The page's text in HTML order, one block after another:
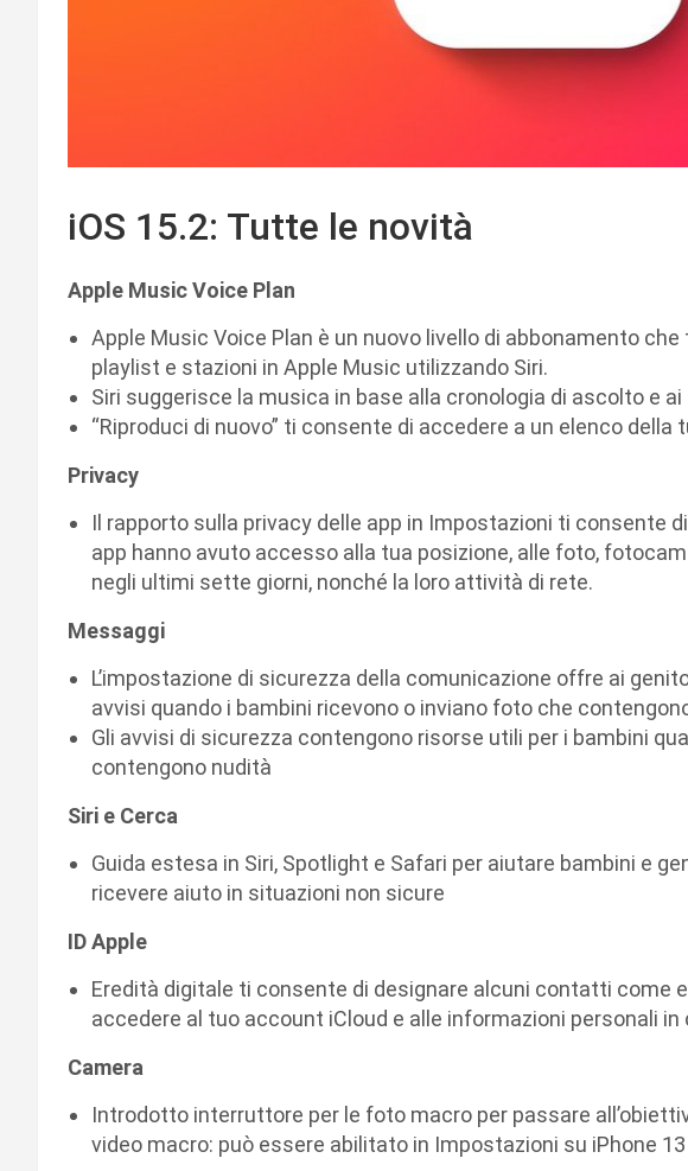
iOS 15.2: Tutte le novità
Apple Music Voice Plan
Apple Music Voice Plan è un nuovo livello di abbonamento
playlist e stazioni in Apple Music utilizzando Siri.
Siri suggerisce la musica in base alla cronologia di ascolto e ai
“Riproduci di nuovo” ti consente di accedere a un elenco
Privacy
Il rapporto sulla privacy delle app in Impostazioni ti consente
app hanno avuto accesso alla tua posizione, alle foto,
negli ultimi sette giorni, nonché la loro attività di rete.
Messaggi
L’impostazione di sicurezza della comunicazione offre ai
avvisi quando i bambini ricevono o inviano foto che
Gli avvisi di sicurezza contengono risorse utili per i bambini
contengono nudità
Siri e Cerca
Guida estesa in Siri, Spotlight e Safari per aiutare bambini e
ricevere aiuto in situazioni non sicure
ID Apple
Eredità digitale ti consente di designare alcuni contatti come
accedere al tuo account iCloud e alle informazioni personali in
Camera
Introdotto interruttore per le foto macro per passare
video macro: può essere abilitato in Impostazioni su iPhone 13